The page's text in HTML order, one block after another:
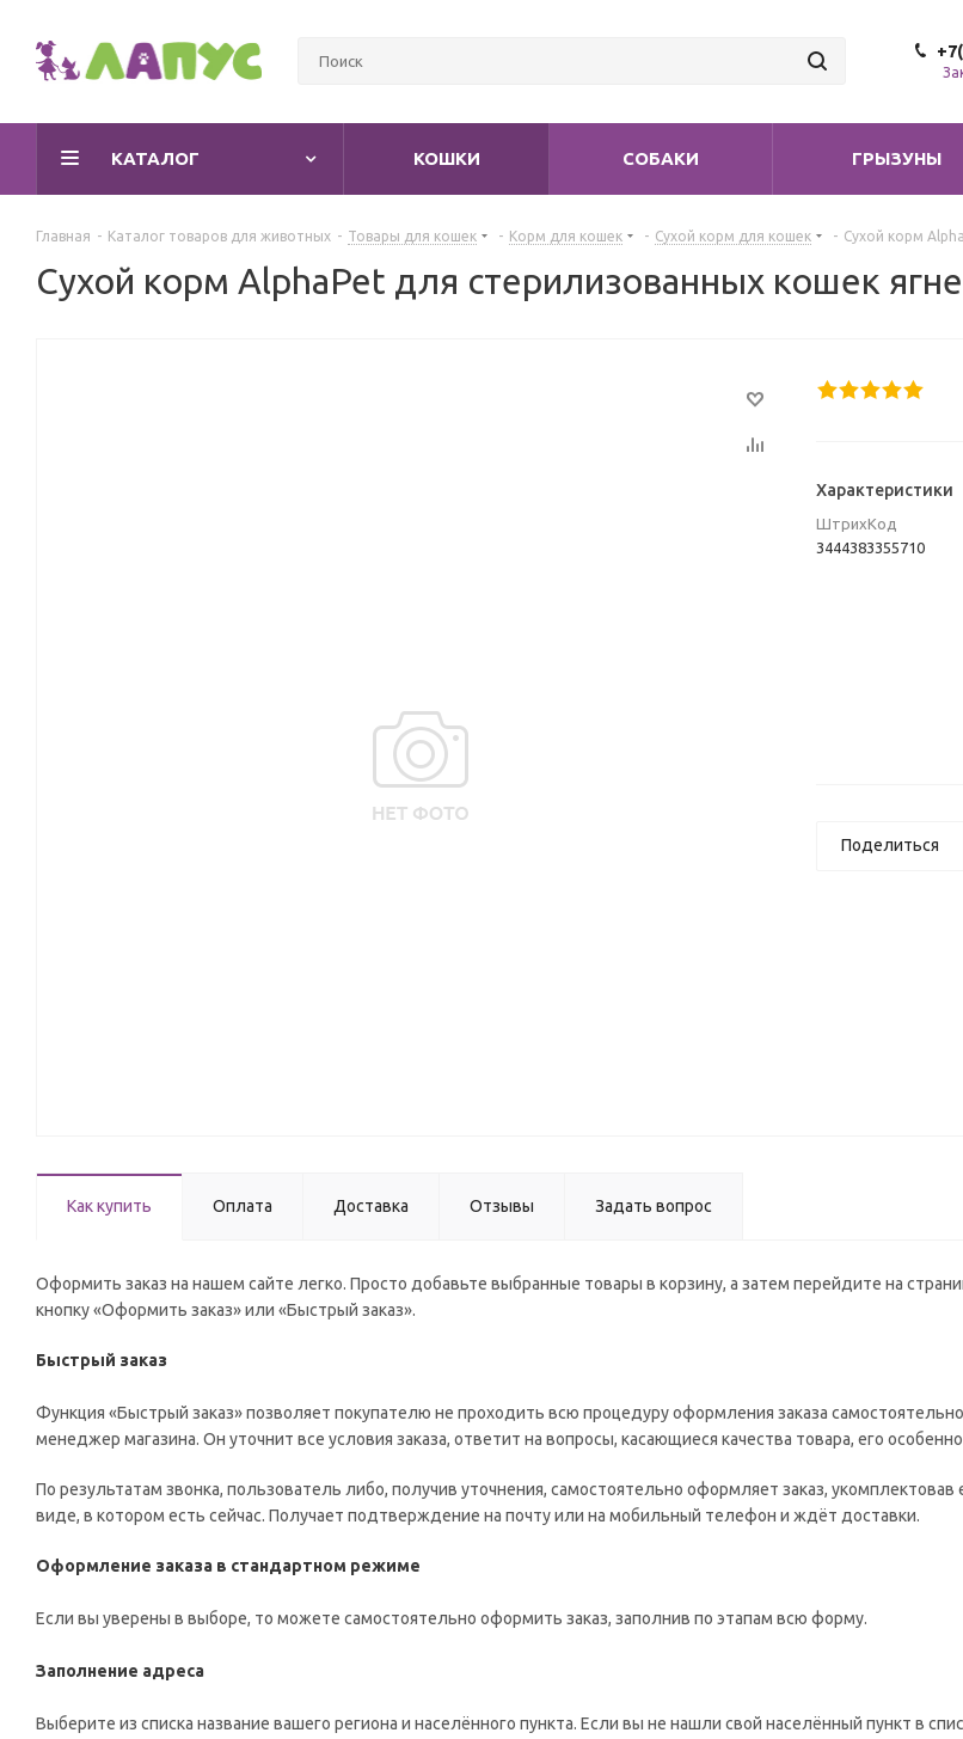
КАТАЛОГ КОШКИ СОБАКИ ГРЫЗУНЫ
Главная - Каталог товаров для животных - Товары для кошек - Корм для кошек - Сухой корм для кошек - Сухой корм
Сухой корм AlphaPet для стерилизованных кошек
Характеристики
ШтрихКод
3444383355710
Поделиться
Как купить Оплата Доставка Отзывы Задать вопрос
Оформить заказ на нашем сайте легко. Просто добавьте выбранные товары в корзину, а затем перейдите на
кнопку «Оформить заказ» или «Быстрый заказ».
Быстрый заказ
Функция «Быстрый заказ» позволяет покупателю не проходить всю процедуру оформления заказа
менеджер магазина. Он уточнит все условия заказа, ответит на вопросы, касающиеся качества товара, его
По результатам звонка, пользователь либо, получив уточнения, самостоятельно оформляет заказ,
виде, в котором есть сейчас. Получает подтверждение на почту или на мобильный телефон и ждёт доставки.
Оформление заказа в стандартном режиме
Если вы уверены в выборе, то можете самостоятельно оформить заказ, заполнив по этапам всю форму.
Заполнение адреса
Выберите из списка название вашего региона и населённого пункта. Если вы не нашли свой населённый пункт в